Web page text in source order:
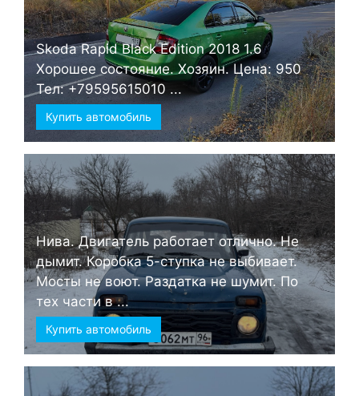
Skoda Rapid Black Edition 2018 1.6
Хорошее состояние. Хозяин. Цена: 950
Тел: +79595615010 ...
Купить автомобиль
Нива. Двигатель работает отлично. Не
дымит. Коробка 5-ступка не выбивает.
Мосты не воют. Раздатка не шумит. По
тех части в ...
Купить автомобиль